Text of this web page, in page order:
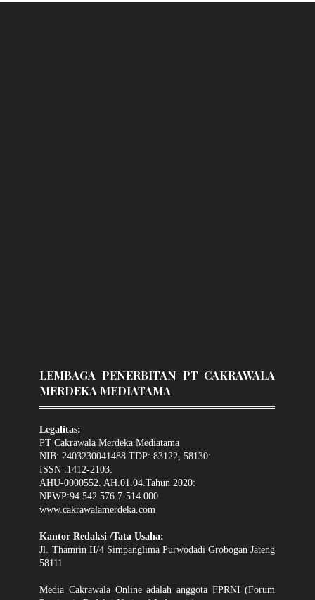
LEMBAGA PENERBITAN PT CAKRAWALA
MERDEKA MEDIATAMA
Legalitas:
PT Cakrawala Merdeka Mediatama
NIB: 2403230041488 TDP: 83122, 58130:
ISSN :1412-2103:
AHU-0000552. AH.01.04.Tahun 2020:
NPWP:94.542.576.7-514.000
www.cakrawalamerdeka.com
Kantor Redaksi /Tata Usaha:
Jl. Thamrin II/4 Simpanglima Purwodadi Grobogan Jateng
58111
Media Cakrawala Online adalah anggota FPRNI (Forum